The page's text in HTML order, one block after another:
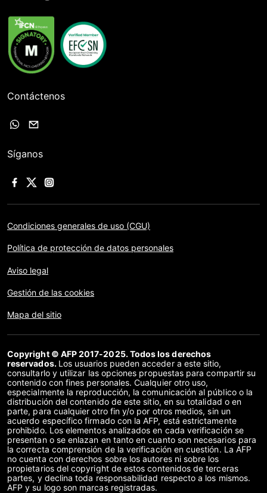
Contáctenos
Síganos
Condiciones generales de uso (CGU)
Política de protección de datos personales
Aviso legal
Gestión de las cookies
Mapa del sitio
Copyright © AFP 2017-2025. Todos los derechos
reservados. Los usuarios pueden acceder a este sitio,
consultarlo y utilizar las opciones propuestas para compartir su
contenido con fines personales. Cualquier otro uso,
especialmente la reproducción, la comunicación al público o la
distribución del contenido de este sitio, en su totalidad o en
parte, para cualquier otro fin y/o por otros medios, sin un
acuerdo específico firmado con la AFP, está estrictamente
prohibido. Los elementos analizados en cada verificación se
presentan o se enlazan en tanto en cuanto son necesarios para
la correcta comprensión de la verificación en cuestión. La AFP
no cuenta con derechos sobre los autores ni sobre los
propietarios del copyright de estos contenidos de terceras
partes, y declina toda responsabilidad respecto a los mismos.
AFP y su logo son marcas registradas.